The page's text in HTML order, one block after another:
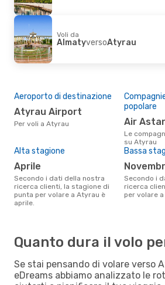
Voli da
AlmatyversoAtyrau
Aeroporto di destinazione
Atyrau Airport
Per voli a Atyrau
popolare
Air
Le compagnie aeree che volano
su Atyrau
Alta stagione
aprile
Secondo i dati della nostra
ricerca clienti, la stagione di
punta per volare a Atyrau è
aprile.
Bassa
Secondo i dati della nostra
ricerca
per volare
Quanto dura il volo
Se stai pensando di volare verso
eDreams abbiamo analizzato le